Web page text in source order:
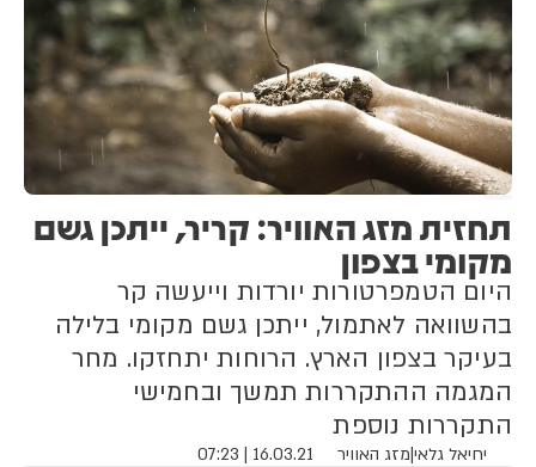
תחזית מזג האוויר: קריר, ייתכן גשם
מקומי בצפון
היום הטמפרטורות יורדות וייעשה קר
בהשוואה לאתמול, ייתכן גשם מקומי בלילה
בעיקר בצפון הארץ. הרוחות יתחזקו. מחר
המגמה ההתקררות תמשך ובחמישי
התקררות נוספת
יחיאל גלאי|מזג האוויר 16.03.21 | 07:23